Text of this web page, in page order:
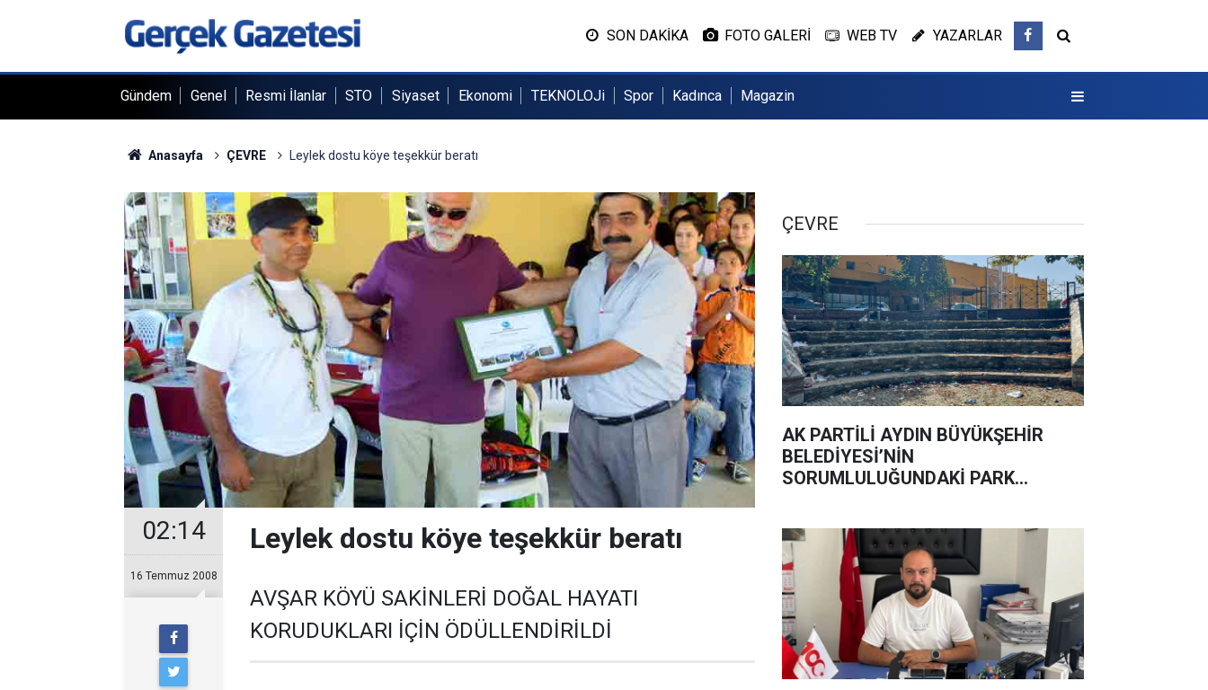
SON DAKİKA FOTO GALERİ WEB TV YAZARLAR
Gündem Genel Resmi İlanlar STO Siyaset Ekonomi TEKNOLOJi Spor Kadınca Magazin
Anasayfa ÇEVRE Leylek dostu köye teşekkür beratı
02:14
16 Temmuz 2008
Leylek dostu köye teşekkür beratı
AVŞAR KÖYÜ SAKİNLERİ DOĞAL HAYATI
KORUDUKLARI İÇİN ÖDÜLLENDİRİLDİ
ÇEVRE
AK PARTİLİ AYDIN BÜYÜKŞEHİR
BELEDİYESİ’NİN
SORUMLULUĞUNDAKİ PARK